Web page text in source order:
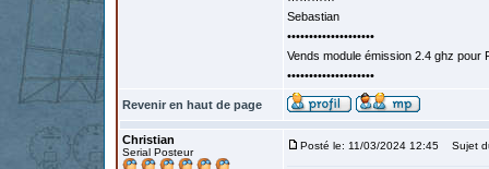
Sebastian
••••••••••••••••••••
Vends module émission 2.4 ghz
••••••••••••••••••••
Revenir en haut de page
Christian
Serial Posteur
Posté le: 11/03/2024 12:45 Sujet